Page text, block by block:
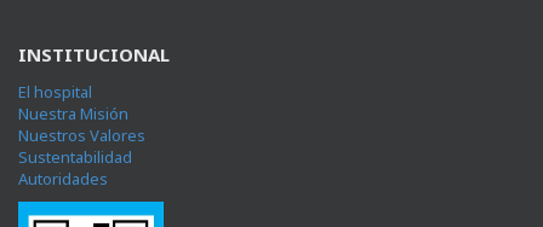
INSTITUCIONAL
El hospital
Nuestra Misión
Nuestros Valores
Sustentabilidad
Autoridades